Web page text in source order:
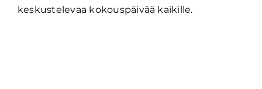
keskustelevaa kokouspäivää kaikille.